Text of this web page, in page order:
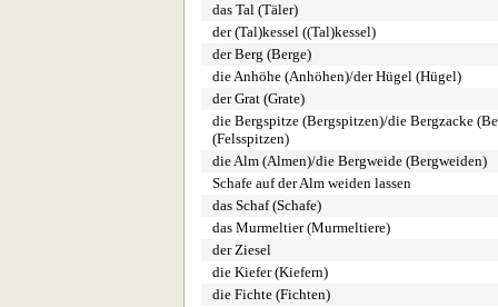
das Tal (Täler)
der (Tal)kessel ((Tal)kessel)
der Berg (Berge)
die Anhöhe (Anhöhen)/der Hügel (Hügel)
der Grat (Grate)
die Bergspitze (Bergspitzen)/die Bergzacke
(Felsspitzen)
die Alm (Almen)/die Bergweide (Bergweiden)
Schafe auf der Alm weiden lassen
das Schaf (Schafe)
das Murmeltier (Murmeltiere)
der Ziesel
die Kiefer (Kiefern)
die Fichte (Fichten)